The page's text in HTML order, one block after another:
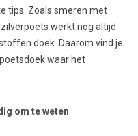
tips. Zoals smeren met
zilverpoets werkt nog altijd
doek. Daarom vind je
waar het
om te weten